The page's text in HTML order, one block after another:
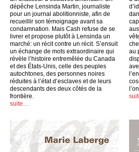
dépêche Lensinda Martin, journaliste
pour un journal abolitionniste, afin de
recueillir son témoignage avant sa
condamnation. Mais Cash refuse de se
livrer et propose plutôt à Lensinda un
marché: un récit contre un récit. S’ensuit
un échange de mots extraordinaire qui
révèle l’histoire entremêlée du Canada
et des États-Unis, celle des peuples
autochtones, des personnes noires
réduites à l’état d’esclaves et de leurs
descendants des deux côtés de la
frontière.
suite…
au